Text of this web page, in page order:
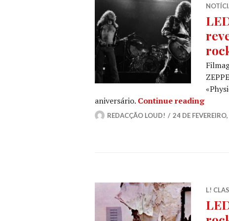
aniversário. Continue readingLED
REDACÇÃO LOUD! 24 DE
L!